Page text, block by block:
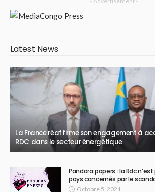
Latest News
La France réaffirme son engagement à
RDC dans le secteur énergétique
Pandora papers : la Rdc
pays concernés par le
Octobre 5, 2021